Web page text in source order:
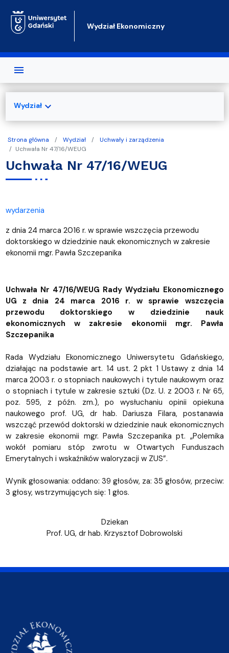
Wydział Ekonomiczny
Strona główna Wydział
Uchwały i zarządzenia
Uchwała Nr 47/16/WEUG
Uchwała Nr 47/16/WEUG
wydarzenia
z dnia 24 marca 2016 r. w sprawie wszczęcia przewodu
doktorskiego w dziedzinie nauk ekonomicznych w zakresie
ekonomii mgr. Pawła Szczepanika
Uchwała Nr 47/16/WEUG Rady Wydziału Ekonomicznego
UG z dnia 24 marca 2016 r. w sprawie wszczęcia
przewodu doktorskiego w dziedzinie nauk
ekonomicznych w zakresie ekonomii mgr. Pawła
Szczepanika
Rada Wydziału Ekonomicznego Uniwersytetu Gdańskiego,
działając na podstawie art. 14 ust. 2 pkt 1 Ustawy z dnia 14
marca 2003 r. o stopniach naukowych i tytule naukowym oraz
o stopniach i tytule w zakresie sztuki (Dz. U. z 2003 r. Nr 65,
poz. 595, z późn. zm.), po wysłuchaniu opinii opiekuna
naukowego prof. UG, dr hab. Dariusza Filara, postanawia
wszcząć przewód doktorski w dziedzinie nauk ekonomicznych
w zakresie ekonomii mgr. Pawła Szczepanika pt. „Polemika
wokół pomiaru stóp zwrotu w Otwartych Funduszach
Emerytalnych i wskaźników waloryzacji w ZUS”.
Wynik głosowania: oddano: 39 głosów, za: 35 głosów, przeciw:
3 głosy, wstrzymujących się: 1 głos.
Dziekan
Prof. UG, dr hab. Krzysztof Dobrowolski
Wydziałexpand_more